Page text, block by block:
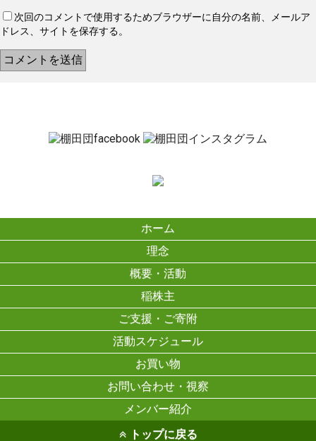
次回のコメントで使用するためブラウザーに自分の名前、メールア
ドレス、サイトを保存する。
ホーム
理念
概要・活動
稲株主
ご支援・ご寄附
活動スケジュール
お買い物
お問い合わせ・視察
メンバー紹介
トップに戻る